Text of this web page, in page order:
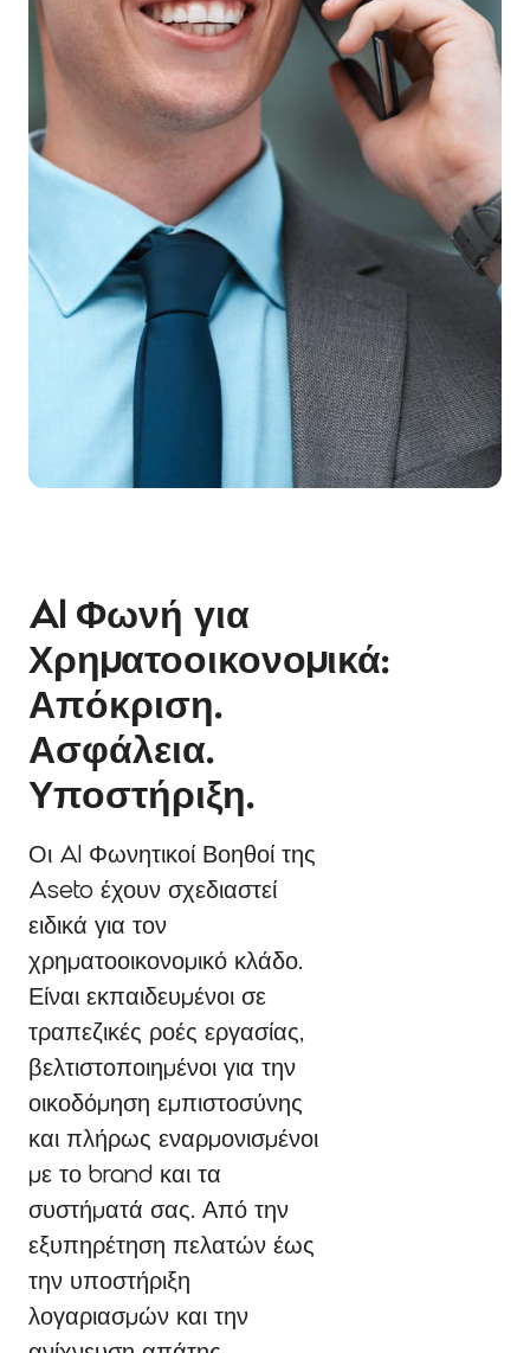
AI Φωνή για
Χρηματοοικονομικά:
Απόκριση.
Ασφάλεια.
Υποστήριξη.
Οι AI Φωνητικοί Βοηθοί της
Aseto έχουν σχεδιαστεί
ειδικά για τον
χρηματοοικονομικό κλάδο.
Είναι εκπαιδευμένοι σε
τραπεζικές ροές εργασίας,
βελτιστοποιημένοι για την
οικοδόμηση εμπιστοσύνης
και πλήρως εναρμονισμένοι
με το brand και τα
συστήματά σας. Από την
εξυπηρέτηση πελατών έως
την υποστήριξη
λογαριασμών και την